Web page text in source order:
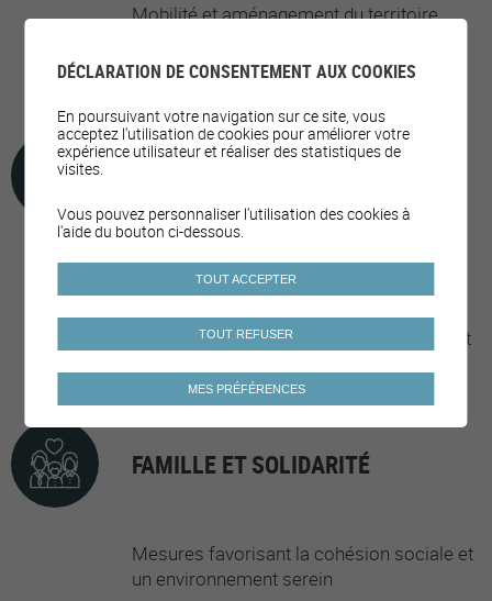
Mobilité et aménagement du territoire
locales
Activités pour la jeunesse
Activités pour les aîné·e·s
Activités/cours/événements physiques et
FAMILLE ET SOLIDARITÉ
Mesures favorisant la cohésion sociale et
un environnement serein
DÉCLARATION DE CONSENTEMENT AUX COOKIES
En poursuivant votre navigation sur ce site, vous
acceptez l'utilisation de cookies pour améliorer votre
expérience utilisateur et réaliser des statistiques de
visites.
Vous pouvez personnaliser l'utilisation des cookies à
l'aide du bouton ci-dessous.
TOUT ACCEPTER
TOUT REFUSER
MES PRÉFÉRENCES